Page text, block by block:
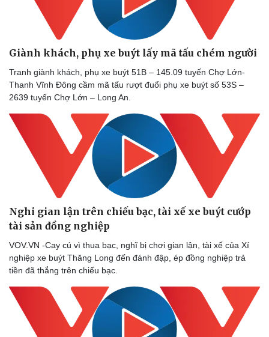
Thông tin doanh nghiệp
Doanh nghiệp 24h
Doanh nhân
Sành điệu
Tin Công nghệ
Trải nghiệm
Giành khách, phụ xe buýt lấy mã tấu chém người
Tranh giành khách, phụ xe buýt 51B – 145.09 tuyến Chợ Lớn-
Thanh Vĩnh Đông cầm mã tấu rượt đuổi phụ xe buýt số 53S –
2639 tuyến Chợ Lớn – Long An.
Nghi gian lận trên chiếu bạc, tài xế xe buýt cướp
tài sản đồng nghiệp
VOV.VN -Cay cú vì thua bạc, nghĩ bị chơi gian lận, tài xế của Xí
nghiệp xe buýt Thăng Long đến đánh đập, ép đồng nghiệp trả
tiền đã thắng trên chiếu bạc.